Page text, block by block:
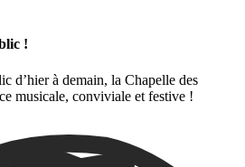
!
d’hier à demain, la Chapelle des
musicale, conviviale et festive !